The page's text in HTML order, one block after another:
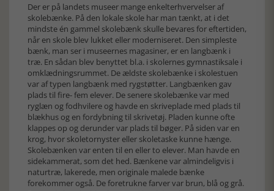
Der er på landets museer mange enkelterhvervelser af
skolebænke. På den lokale skole har man tænkt, at i det
mindste én gammel skolebænk skulle bevares for eftertiden,
når en skole blev lukket eller moderniseret. Den simpleste
bænk, man ser i museernes magasiner, er en langbænk i
træ. En sådan blev benyttet bl.a. i skolernes gymnastiksale i
omklædningsrummet. De ældste skolebænke i skolestuen
var af typen langbænk med rygstøtter. Langbænken gav
plads til fire- fem elever. De senere skolebænke var med
ryglæn og fodhvilere og havde en skriveplade med plads til
blækhus og en fordybning til skrivetøj. Pladen kunne ofte
klappes op og derunder var plads til bøger. På siden var en
krog, hvor skoletornyster eller skoletaske kunne hænge.
Skolebænken var enten til en eller to elever. Man havde en
sidekammerat, som det hed. Bænkene var almindeligvis i
naturtræ, lakerede, men originale malede bænke
forekommer også. De foretrukne farver var brun, blå og grå.